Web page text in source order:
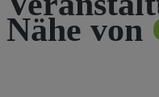
Nähe von